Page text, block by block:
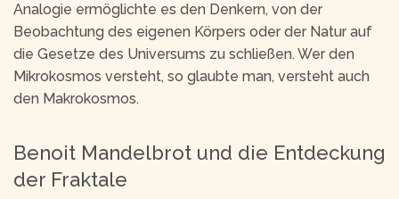
Analogie ermöglichte es den Denkern, von der
Beobachtung des eigenen Körpers oder der Natur auf
die Gesetze des Universums zu schließen. Wer den
Mikrokosmos versteht, so glaubte man, versteht auch
den Makrokosmos.
Benoit Mandelbrot und die Entdeckung
der Fraktale